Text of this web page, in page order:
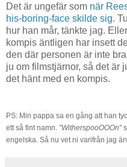
Det är ungefär som när
his-boring-face skilde sig.
hur han mår, tänkte jag.
kompis äntligen har insett
den där personen är inte
ju om filmstjärnor, så det är
det hänt med en kompis.
PS: Min pappa sa en gång att han
ett så fint namn. ”WitherspooOOOn”
engelska. Så nu vet ni varifrån jag